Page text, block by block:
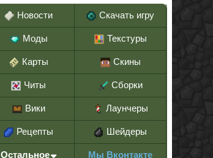
Новости Скачать игру
Моды Текстуры
Карты Скины
Читы Сборки
Вики Лаунчеры
Рецепты Шейдеры
Остальное Мы Вконтакте